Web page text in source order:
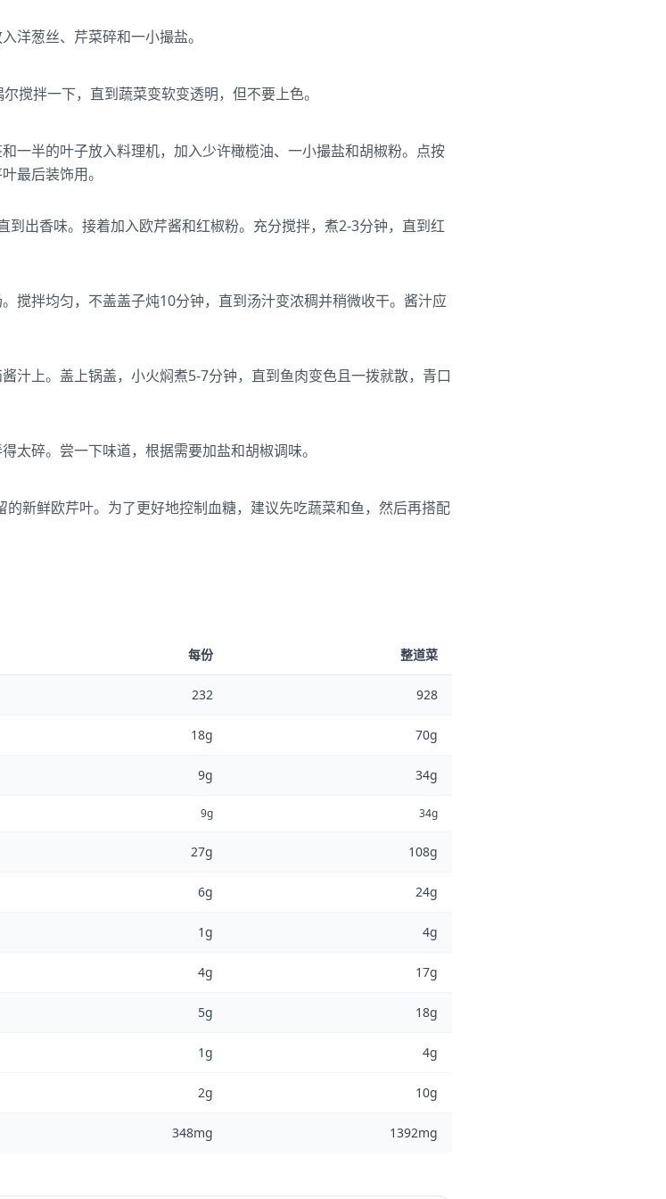
洋葱丝、芹菜碎和一小撮盐。
搅拌一下，直到蔬菜变软变透明，但不要上色。
一半的叶子放入料理机，加入少许橄榄油、一小撮盐和胡椒粉。点按
最后装饰用。
出香味。接着加入欧芹酱和红椒粉。充分搅拌，煮2-3分钟，直到红
搅拌均匀，不盖盖子炖10分钟，直到汤汁变浓稠并稍微收干。酱汁应
汁上。盖上锅盖，小火焖煮5-7分钟，直到鱼肉变色且一拨就散，青口
太碎。尝一下味道，根据需要加盐和胡椒调味。
新鲜欧芹叶。为了更好地控制血糖，建议先吃蔬菜和鱼，然后再搭配
每份 整道菜
232 928
18g 70g
9g 34g
9g 34g
27g 108g
6g 24g
1g 4g
4g 17g
5g 18g
1g 4g
2g 10g
348mg 1392mg